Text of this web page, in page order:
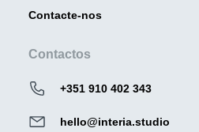
Contacte-nos
Contactos
+351 910 402 343
hello@interia.studio